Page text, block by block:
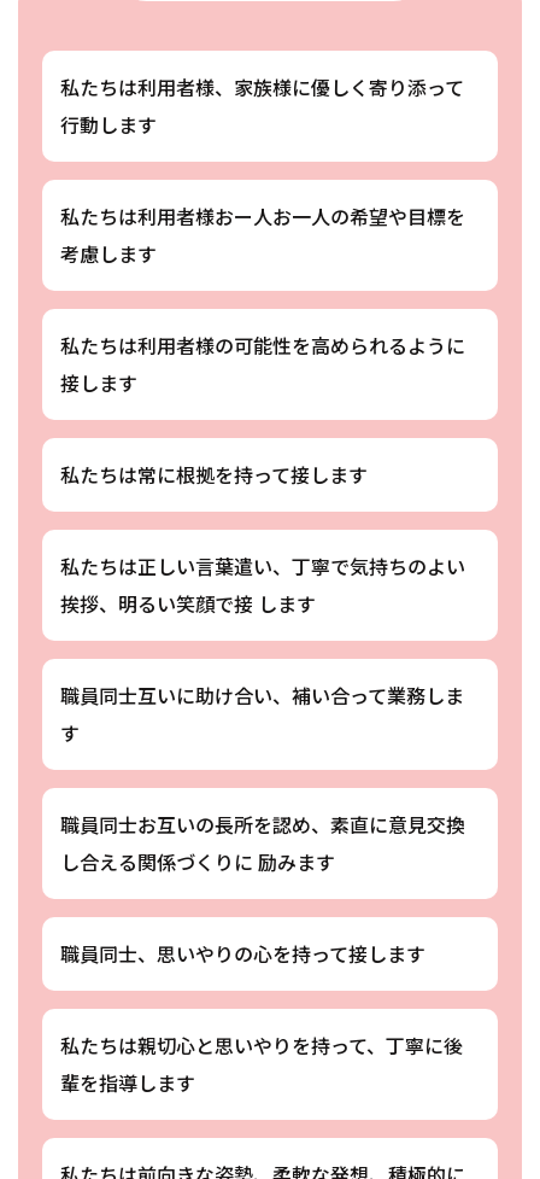
私たちは利用者様、家族様に優しく寄り添って
行動します
私たちは利用者様おー人お一人の希望や目標を
考慮します
私たちは利用者様の可能性を高められるように
接します
私たちは常に根拠を持って接します
私たちは正しい言葉遣い、丁寧で気持ちのよい
挨拶、明るい笑顔で接 します
職員同士互いに助け合い、補い合って業務しま
す
職員同士お互いの長所を認め、素直に意見交換
し合える関係づくりに 励みます
職員同士、思いやりの心を持って接します
私たちは親切心と思いやりを持って、丁寧に後
輩を指導します